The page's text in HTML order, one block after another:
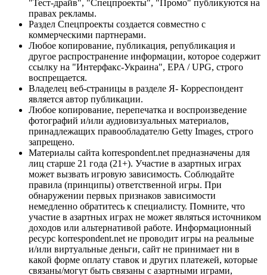
"Тест-драйв", "Спецпроекты", "Промо" публикуются на
правах рекламы.
Раздел Спецпроекты создается совместно с
коммерческими партнерами.
Любое копирование, публикация, републикация и
другое распространение информации, которое содержит
ссылку на "Интерфакс-Украина", EPA / UPG, строго
воспрещается.
Владелец веб-страницы в разделе Я- Корреспондент
является автор публикации.
Любое копирование, перепечатка и воспроизведение
фотографий и/или аудиовизуальных материалов,
принадлежащих правообладателю Getty Images, строго
запрещено.
Материалы сайта korrespondent.net предназначены для
лиц старше 21 года (21+). Участие в азартных играх
может вызвать игровую зависимость. Соблюдайте
правила (принципы) ответственной игры. При
обнаружении первых признаков зависимости
немедленно обратитесь к специалисту. Помните, что
участие в азартных играх не может являться источником
доходов или альтернативой работе. Информационный
ресурс korrespondent.net не проводит игры на реальные
и/или виртуальные деньги, сайт не принимает ни в
какой форме оплату ставок и других платежей, которые
связаны/могут быть связаны с азартными играми,